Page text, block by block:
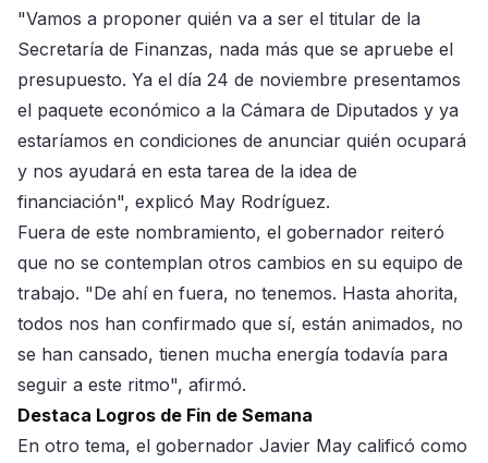
"Vamos a proponer quién va a ser el titular de la
Secretaría de Finanzas, nada más que se apruebe el
presupuesto. Ya el día 24 de noviembre presentamos
el paquete económico a la Cámara de Diputados y ya
estaríamos en condiciones de anunciar quién ocupará
y nos ayudará en esta tarea de la idea de
financiación", explicó May Rodríguez.
Fuera de este nombramiento, el gobernador reiteró
que no se contemplan otros cambios en su equipo de
trabajo. "De ahí en fuera, no tenemos. Hasta ahorita,
todos nos han confirmado que sí, están animados, no
se han cansado, tienen mucha energía todavía para
seguir a este ritmo", afirmó.
Destaca Logros de Fin de Semana
En otro tema, el gobernador Javier May calificó como